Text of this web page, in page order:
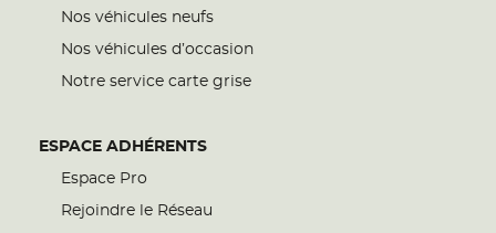
Nos véhicules neufs
Nos véhicules d’occasion
Notre service carte grise
ESPACE ADHÉRENTS
Espace Pro
Rejoindre le Réseau